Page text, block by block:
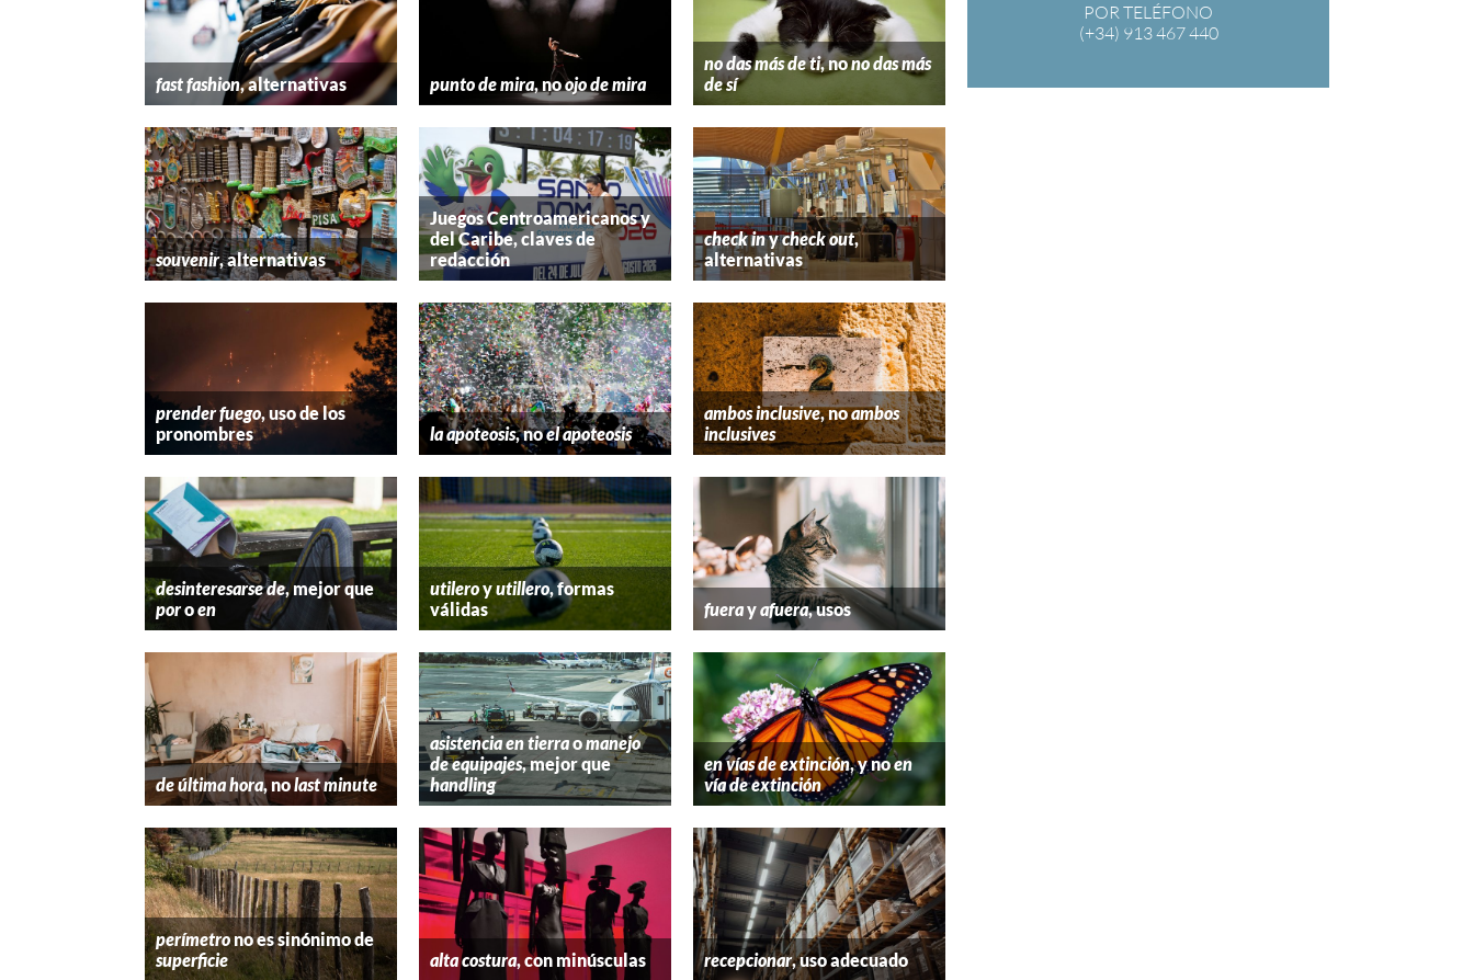
POR TELÉFONO
(+34) 913 467 440
fast fashion, alternativas punto de mira, noojo de mira
no das más de ti, nono das más
de sí
souvenir, alternativas
Juegos Centroamericanos y
del Caribe, claves de
redacción
check inycheck out,
alternativas
prender fuego, uso de los
pronombres
la apoteosis, noel apoteosis
ambos inclusive, noambos
inclusives
desinteresarse de, mejor que
poroen
utileroyutillero, formas
válidas
fuerayafuera, usos
de última hora, nolast minute
asistencia en tierraomanejo
de equipajes, mejor que
handling
en vías de extinción, y noen
vía de extinción
perímetrono es sinónimo de
superficie
alta costura, con minúsculas recepcionar, uso adecuado